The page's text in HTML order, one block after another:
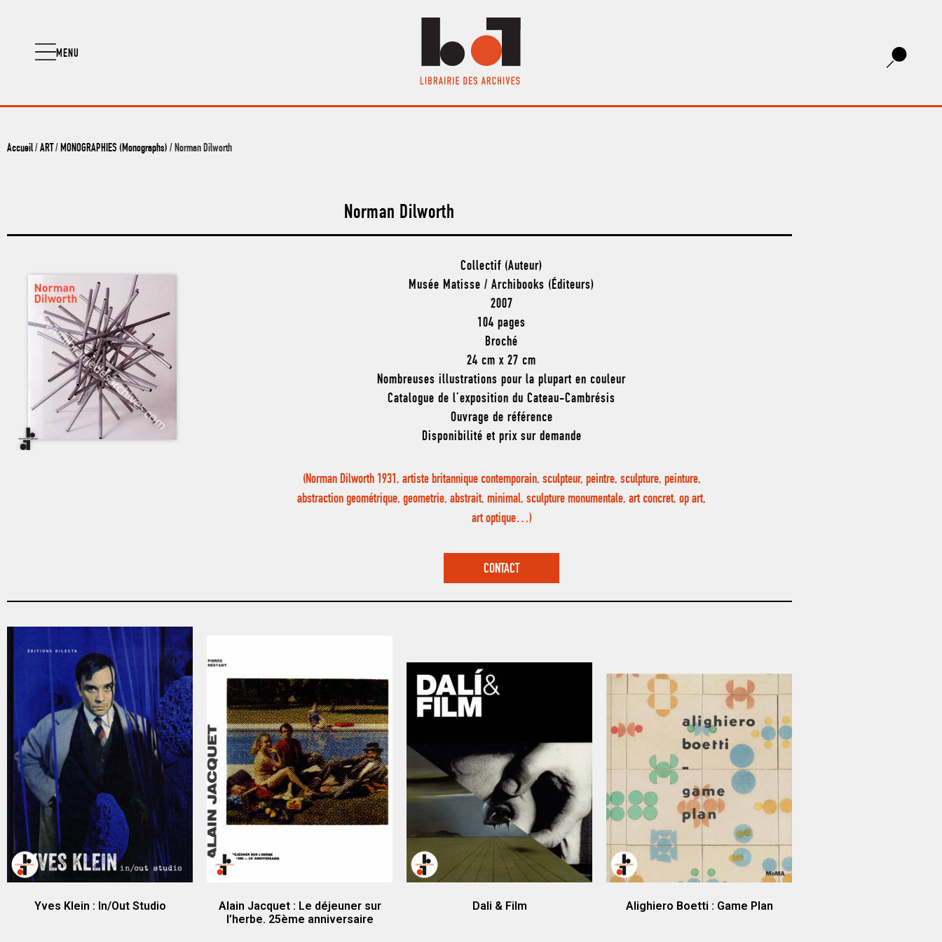
MENU
Accueil/ ART / MONOGRAPHIES (Monographs) / Norman Dilworth
Norman Dilworth
Collectif (Auteur)
Musée Matisse / Archibooks (Éditeurs)
2007
104 pages
Broché
24 cm x 27 cm
Nombreuses illustrations pour la plupart en couleur
Catalogue de l’exposition du Cateau-Cambrésis
Ouvrage de référence
Disponibilité et prix sur demande
(Norman Dilworth 1931, artiste britannique contemporain, sculpteur, peintre, sculpture, peinture,
abstraction geométrique, geometrie, abstrait, minimal, sculpture monumentale, art concret, op art,
art optique…)
CONTACT
Yves Klein : In/Out Studio
Alain Jacquet : Le déjeuner sur
l’herbe. 25ème anniversaire
Dali & Film Alighiero Boetti : Game Plan